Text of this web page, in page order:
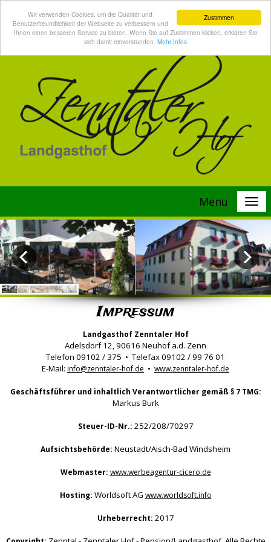
Zustimmen
Wir verwenden Cookies, um die Qualität und
Benutzerfreundlichkeit der Webseite zu verbessern und
Ihnen einen besseren Service zu bieten. Wenn Sie auf Zustimmen klicken, erklären Sie
sich damit einverstanden. Mehr Infos
Menu
Impressum
Landgasthof Zenntaler Hof
Adelsdorf 12, 90616 Neuhof a.d. Zenn
Telefon 09102 / 375 • Telefax 09102 / 99 76 01
E-Mail: info@zenntaler-hof.de • www.zenntaler-hof.de
Geschäftsführer und inhaltlich Verantwortlicher gemäß § 7 TMG:
Markus Burk
Steuer-ID-Nr.: 252/208/70297
Aufsichtsbehörde: Neustadt/Aisch-Bad Windsheim
Webmaster: www.werbeagentur-cicero.de
Hosting: Worldsoft AG www.worldsoft.info
Urheberrecht: 2017